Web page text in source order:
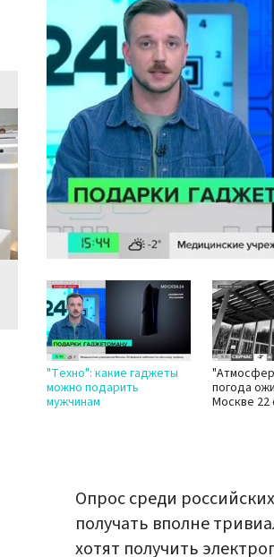
"Техно": какие гаджеты
можно подарить
мужчинам
погода
Москве 22
Опрос среди
получать вполне
хотят получить